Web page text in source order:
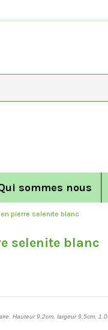
sommes nous
pierre selenite blanc
selenite blanc
Hauteur 9,2cm, largeur 9,5cm.